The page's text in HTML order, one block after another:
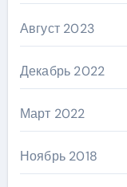
Август 2023
Декабрь 2022
Март 2022
Ноябрь 2018